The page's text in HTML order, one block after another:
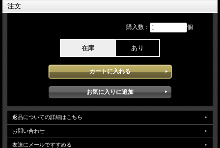
1984年3月のハリウッドでのステージが5曲収録されています。83年のソロデビュ
ーアルバムリリース直後のUSツアーで迫力 荒々しさもの時期でしか見る事の出
た高画質で堪能できます。（NTSC Menu Chapter Region02 ピクチャーディスク仕
注文
購入数： 個
在庫 あり
返品についての詳細はこちら
お問い合わせ
友達にメールですすめる